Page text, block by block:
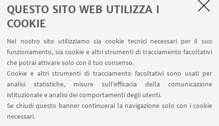
QUESTO SITO WEB UTILIZZA I
COOKIE
Nel nostro sito utilizziamo sia cookie tecnici necessari per il suo
funzionamento, sia cookie e altri strumenti di tracciamento facoltativi
che potrai attivare solo con il tuo consenso.
Cookie e altri strumenti di tracciamento facoltativi sono usati per
analisi statistiche, misure sull'efficacia della comunicazione
istituzionale e analisi dei comportamenti degli utenti.
Se chiudi questo banner continuerai la navigazione solo con i cookie
necessari.
TIPO:Orientamento al lavoro
Questo laboratorio in piccolo gruppo è lo Step
successivo del seminario su Linkedin e ti consente
di mettere in pratica quanto appreso. È necessario
aver già completato il proprio profilo Linkedin.
Requisiti: aver partecipato al seminario su Linkedin
e aver completato il proprio profilo Linkedin.